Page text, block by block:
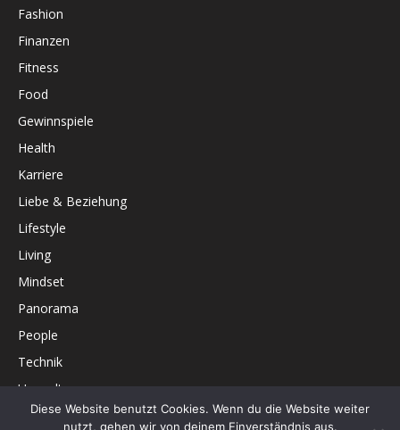
Fashion
Finanzen
Fitness
Food
Gewinnspiele
Health
Karriere
Liebe & Beziehung
Lifestyle
Living
Mindset
Panorama
People
Technik
Umwelt
Unterhaltung
Diese Website benutzt Cookies. Wenn du die Website weiter
nutzt, gehen wir von deinem Einverständnis aus.